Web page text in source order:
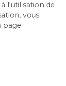
l'utilisation de
vous
page